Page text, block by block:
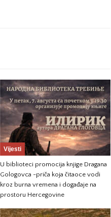
Vijesti
U biblioteci promocija knjige Dragana
Gologovca -priča koja čitaoce vodi
kroz burna vremena i događaje na
prostoru Hercegovine